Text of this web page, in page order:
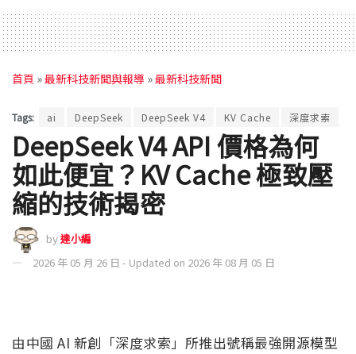
首頁 »最新科技新聞與報導 »最新科技新聞
Tags: ai DeepSeek DeepSeek V4 KV Cache 深度求索
DeepSeek V4 API 價格為何
如此便宜？KV Cache 極致壓
縮的技術揭密
by達小編
2026 年 05 月 26 日 - Updated on 2026 年 08 月 05 日
由中國 AI 新創「深度求索」所推出號稱最強開源模型